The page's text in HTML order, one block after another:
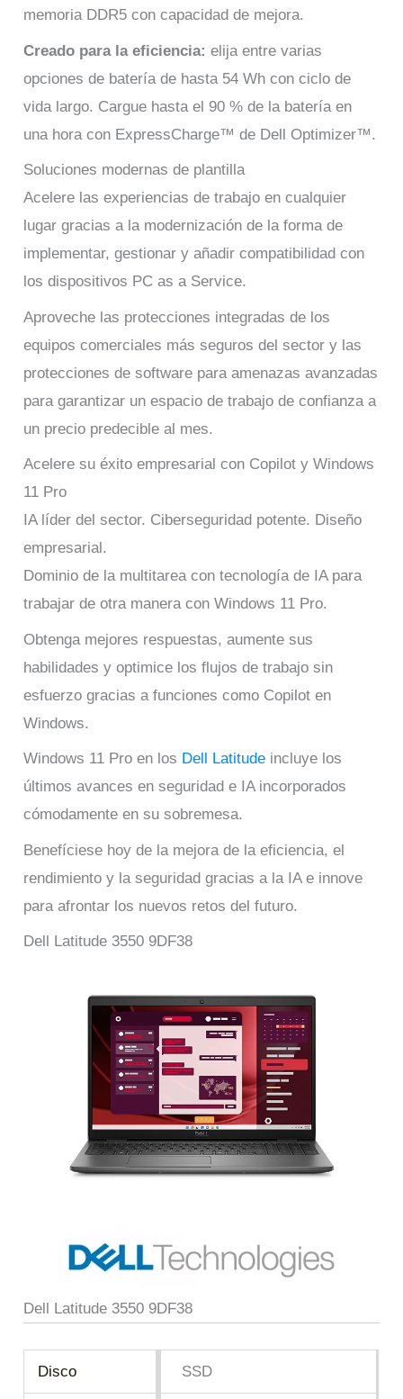
memoria DDR5 con capacidad de mejora.​
Creado para la eficiencia: elija entre varias
opciones de batería de hasta 54 Wh con ciclo de
vida largo. Cargue hasta el 90 % de la batería en
una hora con ExpressCharge™ de Dell Optimizer™.
Soluciones modernas de plantilla
Acelere las experiencias de trabajo en cualquier
lugar gracias a la modernización de la forma de
implementar, gestionar y añadir compatibilidad con
los dispositivos PC as a Service.
Aproveche las protecciones integradas de los
equipos comerciales más seguros del sector y las
protecciones de software para amenazas avanzadas
para garantizar un espacio de trabajo de confianza a
un precio predecible al mes.
Acelere su éxito empresarial con Copilot y Windows
11 Pro
IA líder del sector. Ciberseguridad potente. Diseño
empresarial.
Dominio de la multitarea con tecnología de IA para
trabajar de otra manera con Windows 11 Pro.
Obtenga mejores respuestas, aumente sus
habilidades y optimice los flujos de trabajo sin
esfuerzo gracias a funciones como Copilot en
Windows.
Windows 11 Pro en los Dell Latitude incluye los
últimos avances en seguridad e IA incorporados
cómodamente en su sobremesa.
Benefíciese hoy de la mejora de la eficiencia, el
rendimiento y la seguridad gracias a la IA e innove
para afrontar los nuevos retos del futuro.
Dell Latitude 3550 9DF38
Dell Latitude 3550 9DF38
Disco SSD